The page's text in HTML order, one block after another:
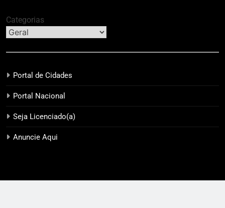
Categorias
Portal de Cidades
Portal Nacional
Seja Licenciado(a)
Anuncie Aqui